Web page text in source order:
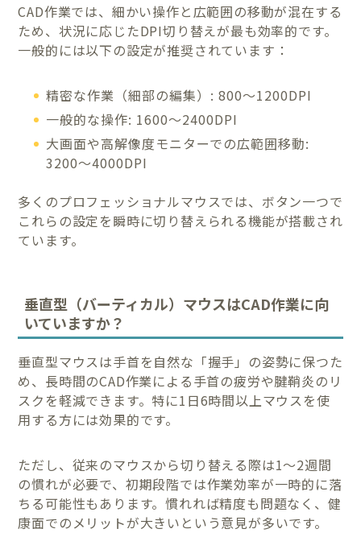
CAD作業では、細かい操作と広範囲の移動が混在する
ため、状況に応じたDPI切り替えが最も効率的です。
一般的には以下の設定が推奨されています：
精密な作業（細部の編集）: 800〜1200DPI
一般的な操作: 1600〜2400DPI
大画面や高解像度モニターでの広範囲移動:
3200〜4000DPI
多くのプロフェッショナルマウスでは、ボタン一つで
これらの設定を瞬時に切り替えられる機能が搭載され
ています。
垂直型（バーティカル）マウスはCAD作業に向
いていますか？
垂直型マウスは手首を自然な「握手」の姿勢に保つた
め、長時間のCAD作業による手首の疲労や腱鞘炎のリ
スクを軽減できます。特に1日6時間以上マウスを使
用する方には効果的です。
ただし、従来のマウスから切り替える際は1〜2週間
の慣れが必要で、初期段階では作業効率が一時的に落
ちる可能性もあります。慣れれば精度も問題なく、健
康面でのメリットが大きいという意見が多いです。